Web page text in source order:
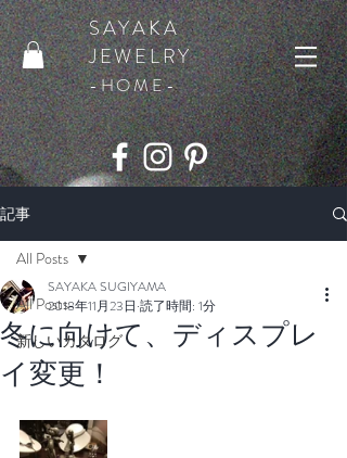
SAYAKA
JEWELRY
​-HOME-
記事
All Posts
新しいカタログ
All Posts
冬に向けて、ディスプレ
イ変更！
SAYAKA SUGIYAMA
2018年11月23日 読了時間: 1分